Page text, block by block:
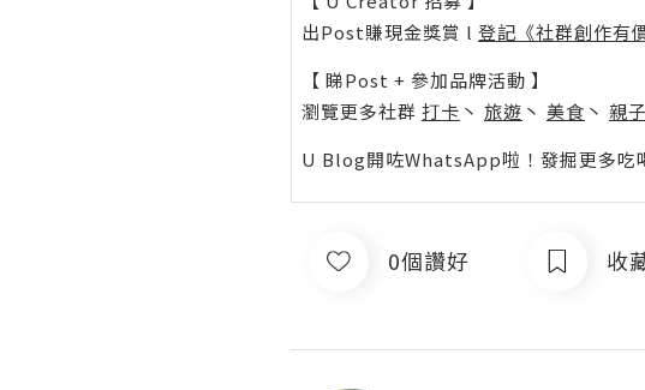
出Post賺現金獎賞 l 登記《社群創作有
【 睇Post + 參加品牌活動 】
瀏覽更多社群 打卡 丶 旅遊 丶 美食 丶 親子
U Blog開咗WhatsApp啦！發掘更多吃
0個讚好 收